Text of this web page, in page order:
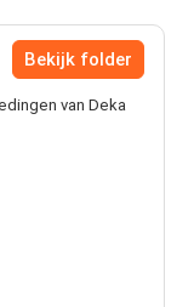
Bekijk folder
van Deka